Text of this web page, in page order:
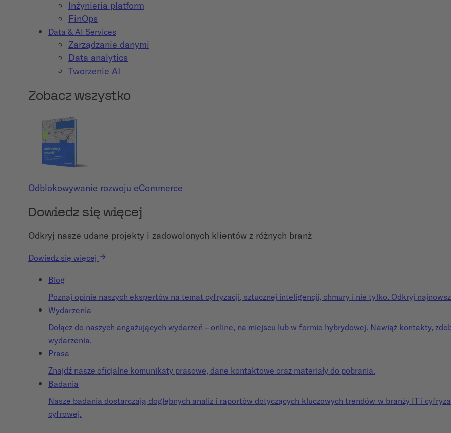
Inżynieria platform
FinOps
Data & AI Services
Zarządzanie danymi
Data analytics
Tworzenie AI
Zobacz wszystko
Odblokowywanie rozwoju eCommerce
Dowiedz się więcej
Odkryj nasze udane projekty i zadowolonych klientów z różnych branż
Dowiedz się więcej
Blog
Poznaj opinie naszych ekspertów na temat cyfryzacji, sztucznej inteligencji, chmury i nie tylko. Odkryj
Wydarzenia
Dołącz do naszych angażujących wydarzeń – online, na miejscu lub w formie hybrydowej. Nawiąż kontakty,
wydarzenia.
Prasa
Znajdź nasze oficjalne komunikaty prasowe, dane kontaktowe oraz materiały do pobrania.
Badania
Nasze badania dostarczają dogłębnych analiz i raportów dotyczących kluczowych trendów w branży IT i
cyfrowej.